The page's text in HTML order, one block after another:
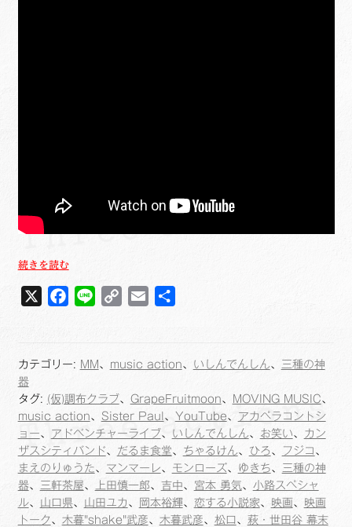
続きを読むMOVING
～
～
2020.3.1
振
替
公
演
◆#5◆
X
o
o
k
e
i
n
k
カテゴリー: MM 、 music action、 いしんでんしん、 三種の神
器
タグ: (仮)調布クラブ、 GrapeFruitmoon、 MOVING MUSIC、
music action、 Sister Paul 、 YouTube、 アカペラコントシ
ョー、 アドベンチャーライブ、 いしんでんしん、 お笑い、 カン
ザスシティバンド、 だるま食堂、 ちゃるけん、 ひろ、 フジコ 、
まえのりゅうた、 マンマーレ、 モンローズ、 ゆきち、 三種の神
器、 三軒茶屋、 上田慎一郎、 吉中、 宮本 勇気、 小路スペシャ
ル、 山口県、 山田ユカ 、 岡本裕輝、 恋する小説家、 映画、 映画
トーク 、 木暮"shake"武彦、 木暮武彦、 松口、 萩・世田谷 幕末